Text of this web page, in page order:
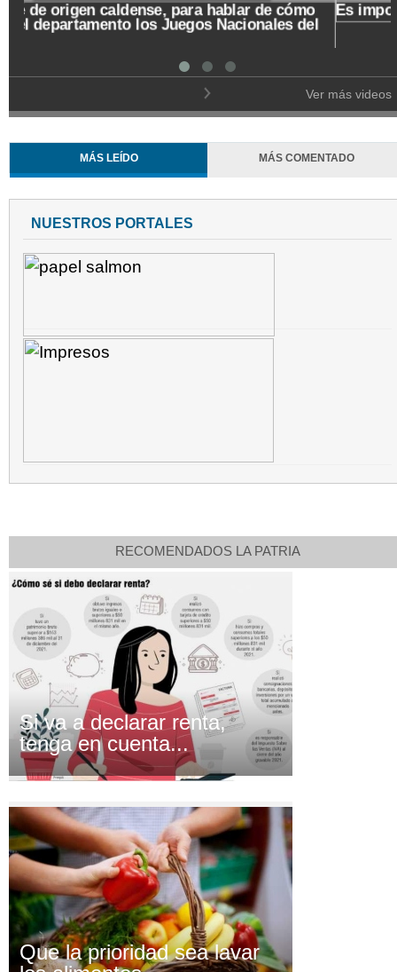
Un Café de origen caldense, para hablar de cómo
recibe el departamento los Juegos Nacionales del
Ver más videos
MÁS LEÍDO MÁS COMENTADO
NUESTROS PORTALES
RECOMENDADOS LA PATRIA
Si va a declarar renta,
tenga en cuenta...
Que la prioridad sea lavar